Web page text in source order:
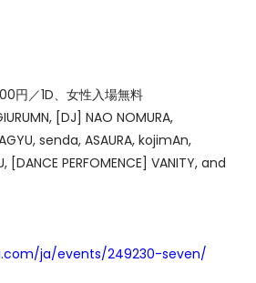
円／1D、女性入場無料
[DJ] NAO NOMURA,
senda, ASAURA, kojimAn,
PERFOMENCE] VANITY, and
ja/events/249230-seven/